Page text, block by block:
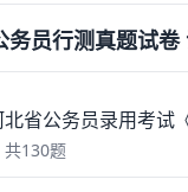
务员行测真题试卷
省公务员录用考试
共130题